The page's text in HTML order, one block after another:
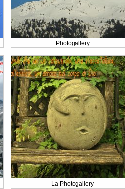
Photogallery
La Photogallery